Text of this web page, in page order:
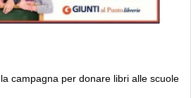
campagna per donare libri alle scuole